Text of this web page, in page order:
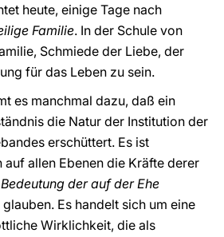
heute, einige Tage nach
Familie. In der Schule von
Schmiede der Liebe, der
für das Leben zu sein.
es manchmal dazu, daß ein
die Natur der Institution der
erschüttert. Es ist
allen Ebenen die Kräfte derer
Bedeutung der auf der Ehe
glauben. Es handelt sich um eine
Wirklichkeit, die als